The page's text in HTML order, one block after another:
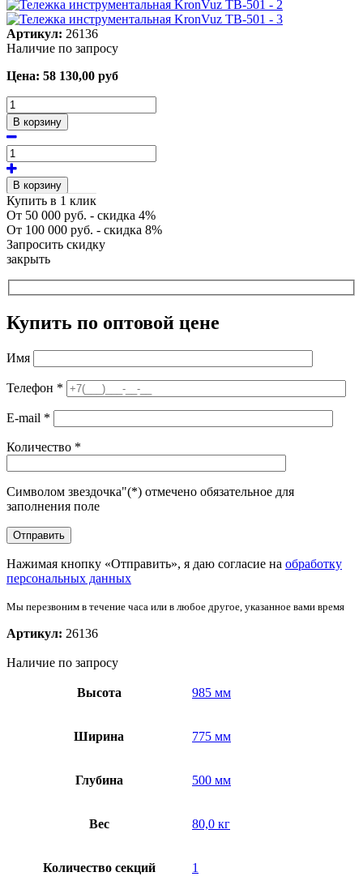
Артикул: 26136
Наличие по запросу
Цена: 58 130,00 руб
В корзину
В корзину
Купить в 1 клик
От 50 000 руб. - скидка 4%
От 100 000 руб. - скидка 8%
Запросить скидку
закрыть
Купить по оптовой цене
Имя
Телефон *
E-mail *
Количество *
Символом звездочка"(*) отмечено обязательное для
заполнения поле
Нажимая кнопку «Отправить», я даю согласие на обработку
персональных данных
Мы перезвоним в течение часа или в любое другое, указанное вами время
Артикул: 26136
Наличие по запросу
Высота 985 мм
Ширина 775 мм
Глубина 500 мм
Вес 80,0 кг
Количество секций 1